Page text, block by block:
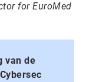
for EuroMed
van de